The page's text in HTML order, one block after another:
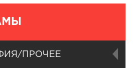
ПРОЧЕЕ